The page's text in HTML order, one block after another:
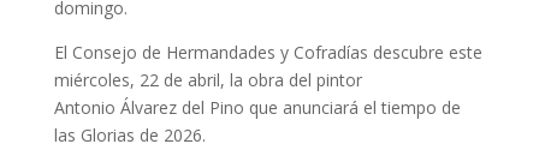
domingo.
El Consejo de Hermandades y Cofradías descubre este
miércoles, 22 de abril, la obra del pintor
Antonio Álvarez del Pino que anunciará el tiempo de
las Glorias de 2026.